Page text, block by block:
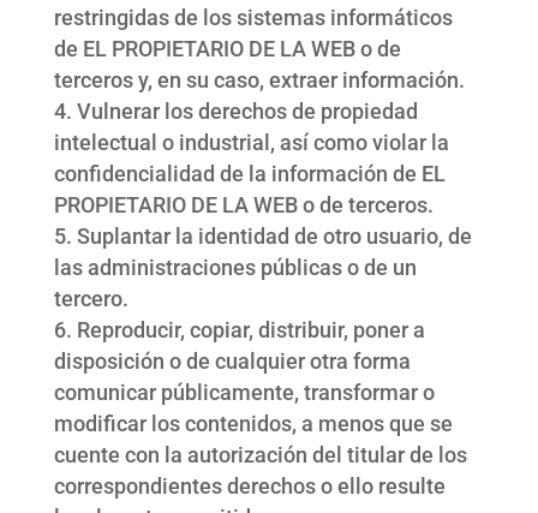
restringidas de los sistemas informáticos
de EL PROPIETARIO DE LA WEB o de
terceros y, en su caso, extraer información.
Vulnerar los derechos de propiedad
intelectual o industrial, así como violar la
confidencialidad de la información de EL
PROPIETARIO DE LA WEB o de terceros.
Suplantar la identidad de otro usuario, de
las administraciones públicas o de un
tercero.
Reproducir, copiar, distribuir, poner a
disposición o de cualquier otra forma
comunicar públicamente, transformar o
modificar los contenidos, a menos que se
cuente con la autorización del titular de los
correspondientes derechos o ello resulte